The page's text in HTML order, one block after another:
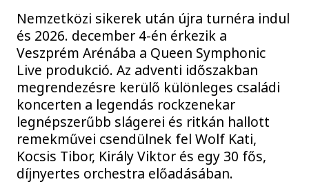
Nemzetközi sikerek után újra turnéra indul
és 2026. december 4-én érkezik a
Veszprém Arénába a Queen Symphonic
Live produkció. Az adventi időszakban
megrendezésre kerülő különleges családi
koncerten a legendás rockzenekar
legnépszerűbb slágerei és ritkán hallott
remekművei csendülnek fel Wolf Kati,
Kocsis Tibor, Király Viktor és egy 30 fős,
díjnyertes orchestra előadásában.